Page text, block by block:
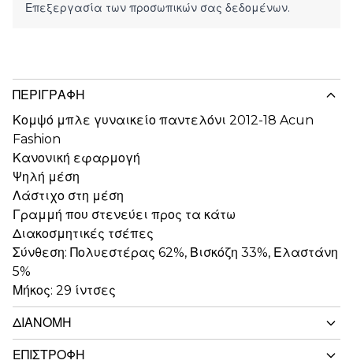
Επεξεργασία των προσωπικών σας δεδομένων.
ΠΕΡΙΓΡΑΦΉ
Κομψό μπλε γυναικείο παντελόνι 2012-18 Acun
Fashion
Κανονική εφαρμογή
Ψηλή μέση
Λάστιχο στη μέση
Γραμμή που στενεύει προς τα κάτω
Διακοσμητικές τσέπες
Σύνθεση: Πολυεστέρας 62%, Βισκόζη 33%, Ελαστάνη
5%
Μήκος: 29 ίντσες
ΔΙΑΝΟΜΉ
ΕΠΙΣΤΡΟΦΉ